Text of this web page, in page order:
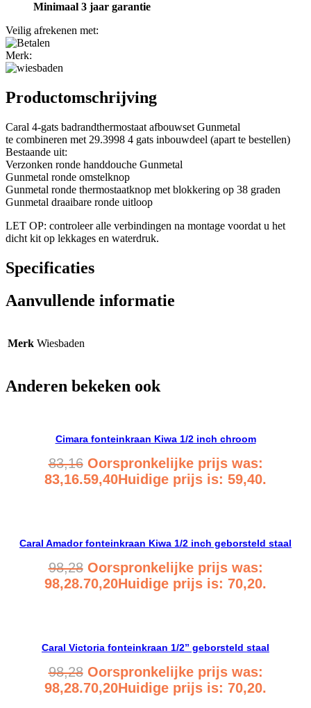
Minimaal 3 jaar garantie
Veilig afrekenen met:
Merk:
Productomschrijving
Caral 4-gats badrandthermostaat afbouwset Gunmetal
te combineren met 29.3998 4 gats inbouwdeel (apart te bestellen)
Bestaande uit:
Verzonken ronde handdouche Gunmetal
Gunmetal ronde omstelknop
Gunmetal ronde thermostaatknop met blokkering op 38 graden
Gunmetal draaibare ronde uitloop
LET OP: controleer alle verbindingen na montage voordat u het
dicht kit op lekkages en waterdruk.
Specificaties
Aanvullende informatie
Merk Wiesbaden
Anderen bekeken ook
Cimara fonteinkraan Kiwa 1/2 inch chroom
83,16 Oorspronkelijke prijs was:
83,16.59,40Huidige prijs is: 59,40.
Caral Amador fonteinkraan Kiwa 1/2 inch geborsteld staal
98,28 Oorspronkelijke prijs was:
98,28.70,20Huidige prijs is: 70,20.
Caral Victoria fonteinkraan 1/2” geborsteld staal
98,28 Oorspronkelijke prijs was:
98,28.70,20Huidige prijs is: 70,20.